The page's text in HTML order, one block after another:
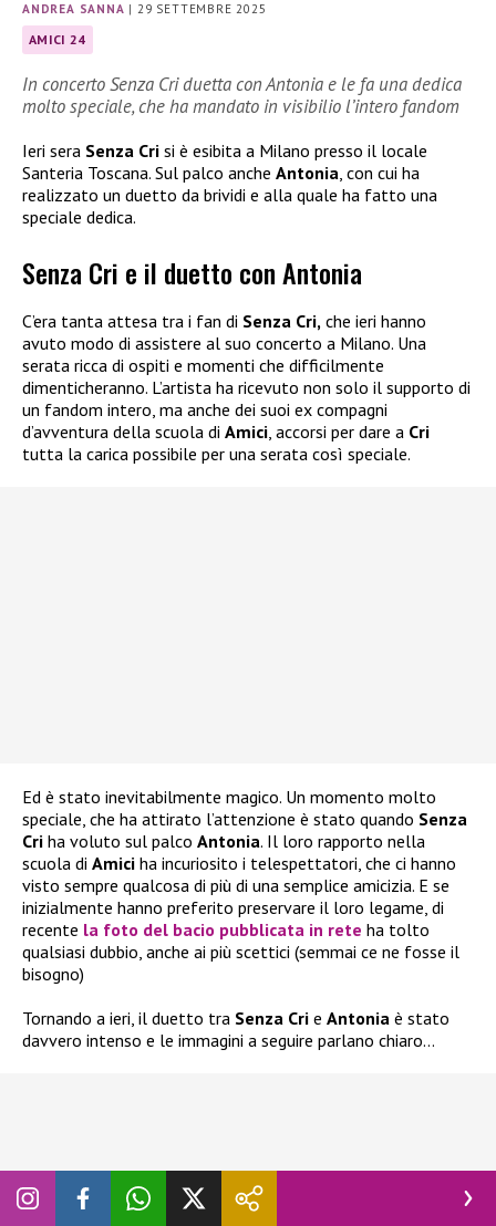
ANDREA SANNA |29 SETTEMBRE 2025
AMICI 24
In concerto Senza Cri duetta con Antonia e le fa una dedica
molto speciale, che ha mandato in visibilio l’intero fandom
Ieri sera Senza Cri si è esibita a Milano presso il locale
Santeria Toscana. Sul palco anche Antonia , con cui ha
realizzato un duetto da brividi e alla quale ha fatto una
speciale dedica.
Senza Cri e il duetto con Antonia
C’era tanta attesa tra i fan di Senza Cri, che ieri hanno
avuto modo di assistere al suo concerto a Milano. Una
serata ricca di ospiti e momenti che difficilmente
dimenticheranno. L’artista ha ricevuto non solo il supporto di
un fandom intero, ma anche dei suoi ex compagni
d’avventura della scuola di Amici, accorsi per dare a Cri
tutta la carica possibile per una serata così speciale.
Ed è stato inevitabilmente magico. Un momento molto
speciale, che ha attirato l’attenzione è stato quando Senza
Cri ha voluto sul palco Antonia. Il loro rapporto nella
scuola di Amici ha incuriosito i telespettatori, che ci hanno
visto sempre qualcosa di più di una semplice amicizia. E se
inizialmente hanno preferito preservare il loro legame, di
recente la foto del bacio pubblicata in rete ha tolto
qualsiasi dubbio, anche ai più scettici (semmai ce ne fosse il
bisogno)
Tornando a ieri, il duetto tra Senza Cri e Antonia è stato
davvero intenso e le immagini a seguire parlano chiaro…